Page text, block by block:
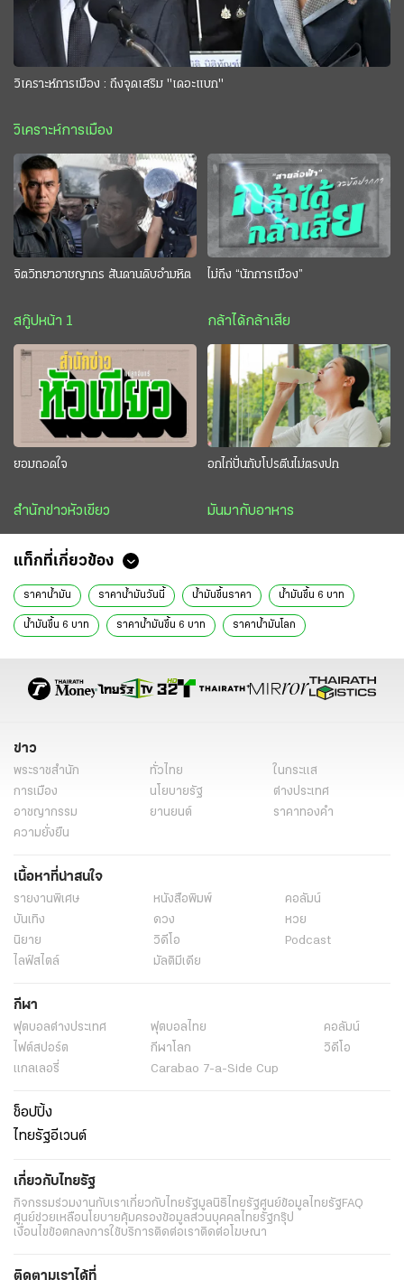
วิเคราะห์การเมือง : ถึงจุดเสริม "เดอะแบก"
วิเคราะห์การเมือง
จิตวิทยาอาชญากร สันดานดิบอำมหิต
สกู๊ปหน้า 1
ไม่ถึง “นักการเมือง”
กล้าได้กล้าเสีย
ยอมถอดใจ
สำนักข่าวหัวเขียว
อกไก่ปั่นกับโปรตีนไม่ตรงปก
มันมากับอาหาร
แท็กที่เกี่ยวข้อง
ราคาน้ํามัน ราคาน้ํามันวันนี้ น้ำมันขึ้นราคา น้ำมันขึ้น 6 บาท
น้ํามันขึ้น 6 บาท ราคาน้ํามันขึ้น 6 บาท ราคาน้ํามันโลก
อนุทิน ชาญวีรกูล นายกรัฐมนตรี ราคาน้ำมันขึ้น
น้ํามันแพง
หมายเหตุประเทศไทย ลม เปลี่ยนทิศ
ข่าว
พระราชสำนัก ทั่วไทย
ในกระแส
การเมือง
นโยบายรัฐ
ต่างประเทศ
อาชญากรรม
ยานยนต์
ราคาทองคำ
ความยั่งยืน
เนื้อหาที่น่าสนใจ
รายงานพิเศษ หนังสือพิมพ์
คอลัมน์
บันเทิง
ดวง
หวย
นิยาย
วิดีโอ
Podcast
ไลฟ์สไตล์
มัลติมีเดีย
กีฬา
ฟุตบอลต่่างประเทศ ฟุตบอลไทย
คอลัมน์
ไฟต์สปอร์ต
กีฬาโลก
วิดีโอ
แกลเลอรี่
Carabao 7-a-Side Cup
ช็อปปิ้ง
ไทยรัฐอีเวนต์
เกี่ยวกับไทยรัฐ
กิจกรรมร่วมงานกับเราเกี่ยวกับไทยรัฐมูลนิธิไทยรัฐศูนย์ข้อมูลไทยรัฐFAQ
ศูนย์ช่วยเหลือนโยบายคุ้มครองข้อมูลส่วนบุคคลไทยรัฐกรุ๊ป
เงื่อนไขข้อตกลงการใช้บริการติดต่อเราติดต่อโฆษณา
ติดตามเราได้ที่